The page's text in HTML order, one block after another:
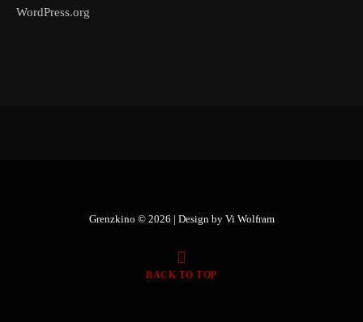
WordPress.org
Grenzkino © 2026 | Design by Vi Wolfram
BACK TO TOP